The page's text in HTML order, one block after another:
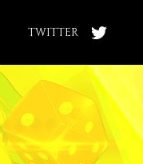
TWITTER